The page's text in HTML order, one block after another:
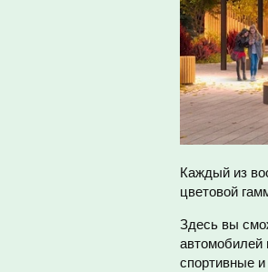
Каждый из
цветовой
Здесь вы
автомобилей
спортивные